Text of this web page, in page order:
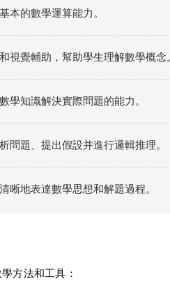
本的數學運算能力。
視覺輔助，幫助學生理解數學概念。
學知識解決實際問題的能力。
問題、提出假設并進行邏輯推理。
晰地表達數學思想和解題過程。
方法和工具：